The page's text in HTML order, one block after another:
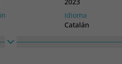
Idioma
Catalán